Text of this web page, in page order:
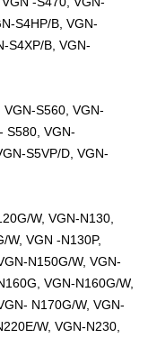
S4HP/B, VGN-
S4XP/B, VGN-
S560, VGN-
S580, VGN-
S5VP/D, VGN-
W, VGN-N130,
W, VGN -N130P,
N150G/W, VGN-
VGN-N160G/W,
N170G/W, VGN-
W, VGN-N230,